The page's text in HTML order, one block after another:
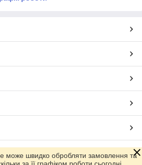
Prom.ua
може швидко обробляти замовлення та